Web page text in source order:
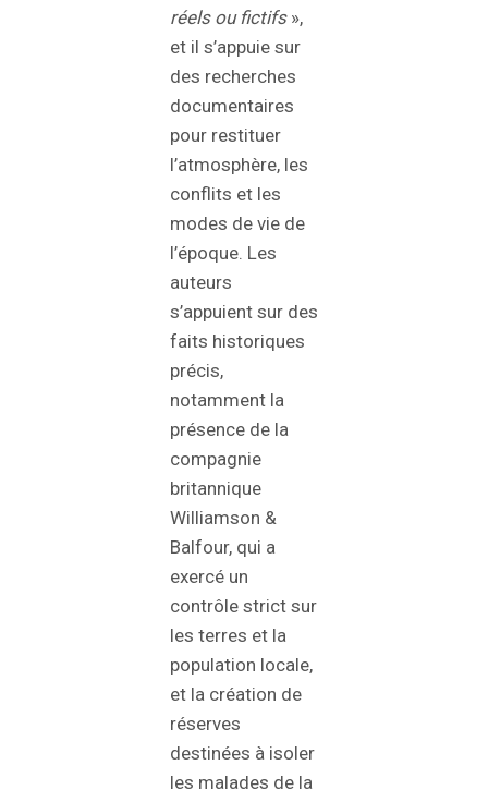
réels ou fictifs»,
et il s’appuie sur
des recherches
documentaires
pour restituer
l’atmosphère, les
conflits et les
modes de vie de
l’époque. Les
auteurs
s’appuient sur des
faits historiques
précis,
notamment la
présence de la
compagnie
britannique
Williamson &
Balfour, qui a
exercé un
contrôle strict sur
les terres et la
population locale,
et la création de
réserves
destinées à isoler
les malades de la